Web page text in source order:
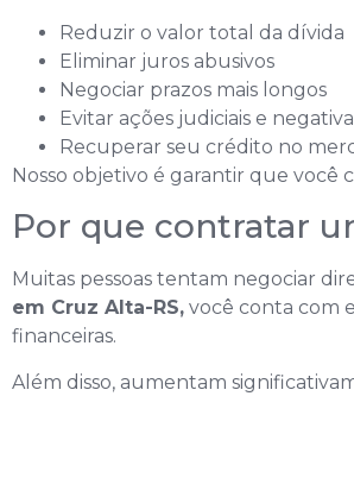
Reduzir o valor total da dívida
Eliminar juros abusivos
Negociar prazos mais longos
Evitar ações judiciais e
Recuperar seu crédito no
Nosso objetivo é garantir que você
Por que contratar
Muitas pessoas tentam negociar
em Cruz Alta-RS, você conta com
financeiras.
Além disso, aumentam